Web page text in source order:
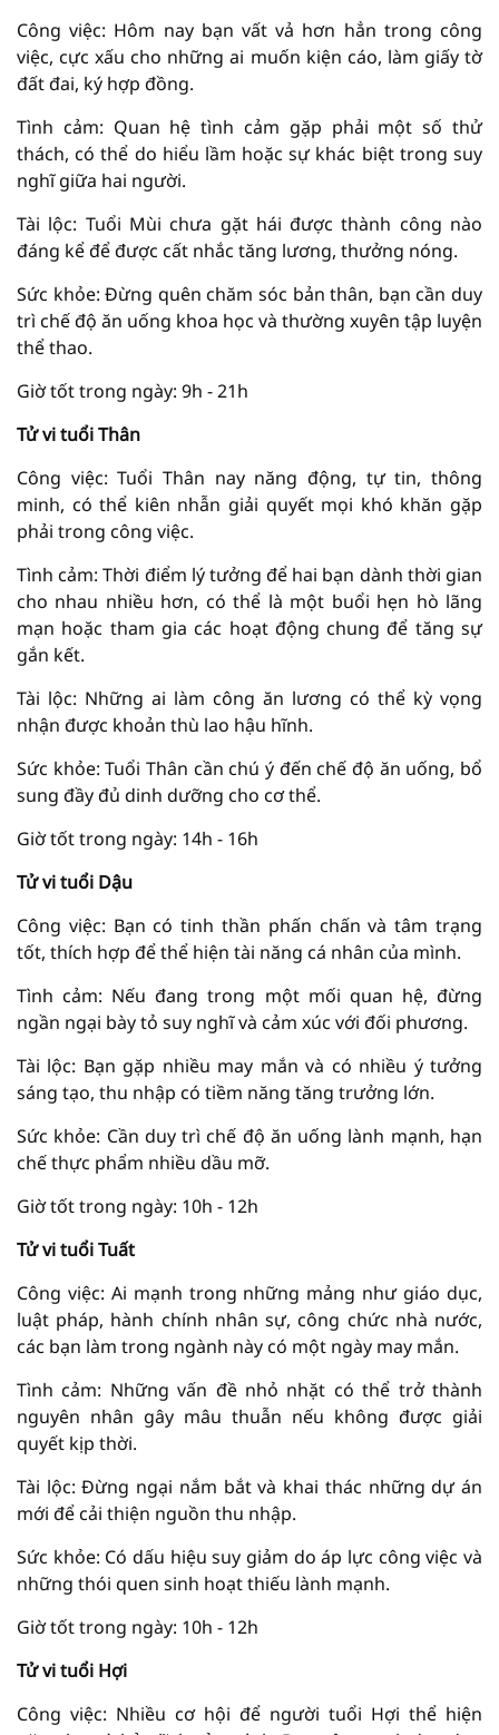
Công việc: Hôm nay bạn vất vả hơn hẳn trong công
việc, cực xấu cho những ai muốn kiện cáo, làm giấy tờ
đất đai, ký hợp đồng.
Tình cảm: Quan hệ tình cảm gặp phải một số thử
thách, có thể do hiểu lầm hoặc sự khác biệt trong suy
nghĩ giữa hai người.
Tài lộc: Tuổi Mùi chưa gặt hái được thành công nào
đáng kể để được cất nhắc tăng lương, thưởng nóng.
Sức khỏe: Đừng quên chăm sóc bản thân, bạn cần duy
trì chế độ ăn uống khoa học và thường xuyên tập luyện
thể thao.
Giờ tốt trong ngày: 9h - 21h
Tử vi tuổi Thân
Công việc: Tuổi Thân nay năng động, tự tin, thông
minh, có thể kiên nhẫn giải quyết mọi khó khăn gặp
phải trong công việc.
Tình cảm: Thời điểm lý tưởng để hai bạn dành thời gian
cho nhau nhiều hơn, có thể là một buổi hẹn hò lãng
mạn hoặc tham gia các hoạt động chung để tăng sự
gắn kết.
Tài lộc: Những ai làm công ăn lương có thể kỳ vọng
nhận được khoản thù lao hậu hĩnh.
Sức khỏe: Tuổi Thân cần chú ý đến chế độ ăn uống, bổ
sung đầy đủ dinh dưỡng cho cơ thể.
Giờ tốt trong ngày: 14h - 16h
Tử vi tuổi Dậu
Công việc: Bạn có tinh thần phấn chấn và tâm trạng
tốt, thích hợp để thể hiện tài năng cá nhân của mình.
Tình cảm: Nếu đang trong một mối quan hệ, đừng
ngần ngại bày tỏ suy nghĩ và cảm xúc với đối phương.
Tài lộc: Bạn gặp nhiều may mắn và có nhiều ý tưởng
sáng tạo, thu nhập có tiềm năng tăng trưởng lớn.
Sức khỏe: Cần duy trì chế độ ăn uống lành mạnh, hạn
chế thực phẩm nhiều dầu mỡ.
Giờ tốt trong ngày: 10h - 12h
Tử vi tuổi Tuất
Công việc: Ai mạnh trong những mảng như giáo dục,
luật pháp, hành chính nhân sự, công chức nhà nước,
các bạn làm trong ngành này có một ngày may mắn.
Tình cảm: Những vấn đề nhỏ nhặt có thể trở thành
nguyên nhân gây mâu thuẫn nếu không được giải
quyết kịp thời.
Tài lộc: Đừng ngại nắm bắt và khai thác những dự án
mới để cải thiện nguồn thu nhập.
Sức khỏe: Có dấu hiệu suy giảm do áp lực công việc và
những thói quen sinh hoạt thiếu lành mạnh.
Giờ tốt trong ngày: 10h - 12h
Tử vi tuổi Hợi
Công việc: Nhiều cơ hội để người tuổi Hợi thể hiện